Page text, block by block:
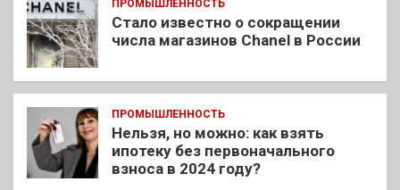
ПРОМЫШЛЕННОСТЬ
Стало известно о сокращении
числа магазинов Chanel в России
ПРОМЫШЛЕННОСТЬ
Нельзя, но можно: как взять
ипотеку без первоначального
взноса в 2024 году?